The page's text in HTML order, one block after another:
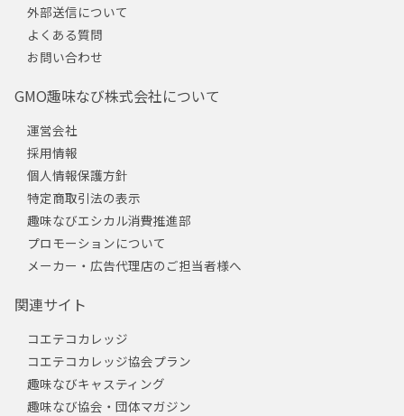
外部送信について
よくある質問
お問い合わせ
GMO趣味なび株式会社について
運営会社
採用情報
個人情報保護方針
特定商取引法の表示
趣味なびエシカル消費推進部
プロモーションについて
メーカー・広告代理店のご担当者様へ
関連サイト
コエテコカレッジ
コエテコカレッジ協会プラン
趣味なびキャスティング
趣味なび協会・団体マガジン